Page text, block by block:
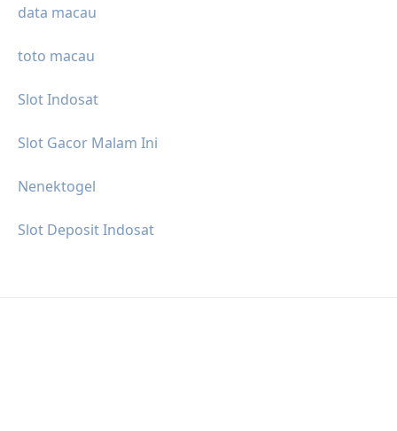
data macau
toto macau
Slot Indosat
Slot Gacor Malam Ini
Nenektogel
Slot Deposit Indosat